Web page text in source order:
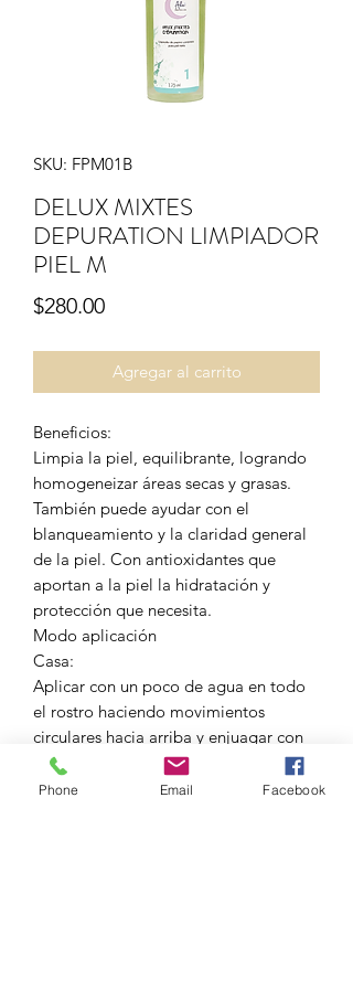
SKU: FPM01B
DELUX MIXTES
DEPURATION LIMPIADOR
PIEL M
$280.00Precio
Agregar al carrito
Beneficios:
Limpia la piel, equilibrante, logrando
homogeneizar áreas secas y grasas.
También puede ayudar con el
blanqueamiento y la claridad general
de la piel. Con antioxidantes que
aportan a la piel la hidratación y
protección que necesita.
Modo aplicación
Casa:
Aplicar con un poco de agua en todo
el rostro haciendo movimientos
circulares hacia arriba y enjuagar con
abundante agua.
Cabina:
Phone Email Facebook